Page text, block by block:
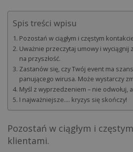
Spis treści wpisu
Pozostań w ciągłym i częstym
Uważnie przeczytaj umowy i wyciągnij
na przyszłość.
Zastanów się, czy Twój event ma
panującego wirusa. Może wystarczy
Myśl z wyprzedzeniem – nie odwołuj,
I najważniejsze…. kryzys się skończy!
Pozostań w ciągłym i
klientami.